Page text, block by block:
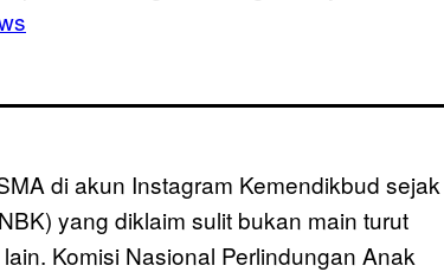
di akun Instagram Kemendikbud sejak
yang diklaim sulit bukan main turut
Komisi Nasional Perlindungan Anak